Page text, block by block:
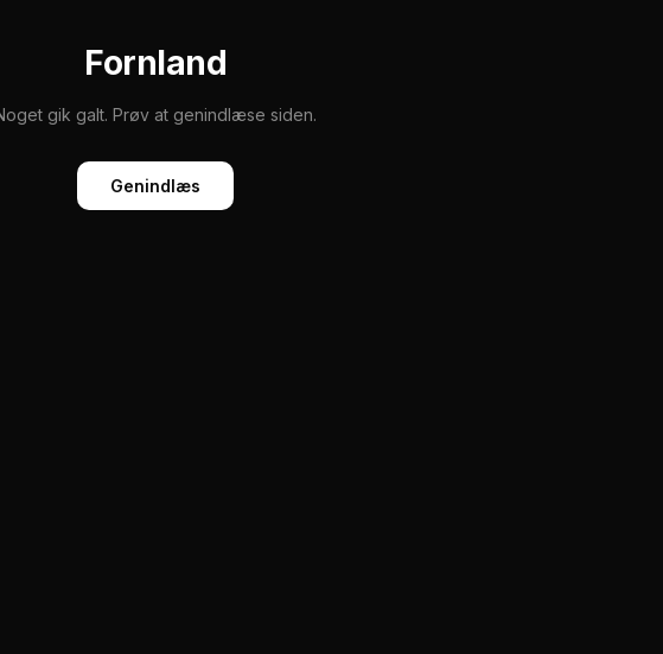
Fornland
gik galt. Prøv at genindlæse siden.
Genindlæs